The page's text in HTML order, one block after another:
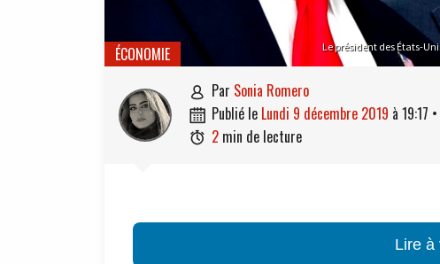
Le président des États-
ÉCONOMIE
 par Sonia Romero
 publié le lundi 9 décembre 2019 à 19:17 •
 2 min de lecture
Lire à